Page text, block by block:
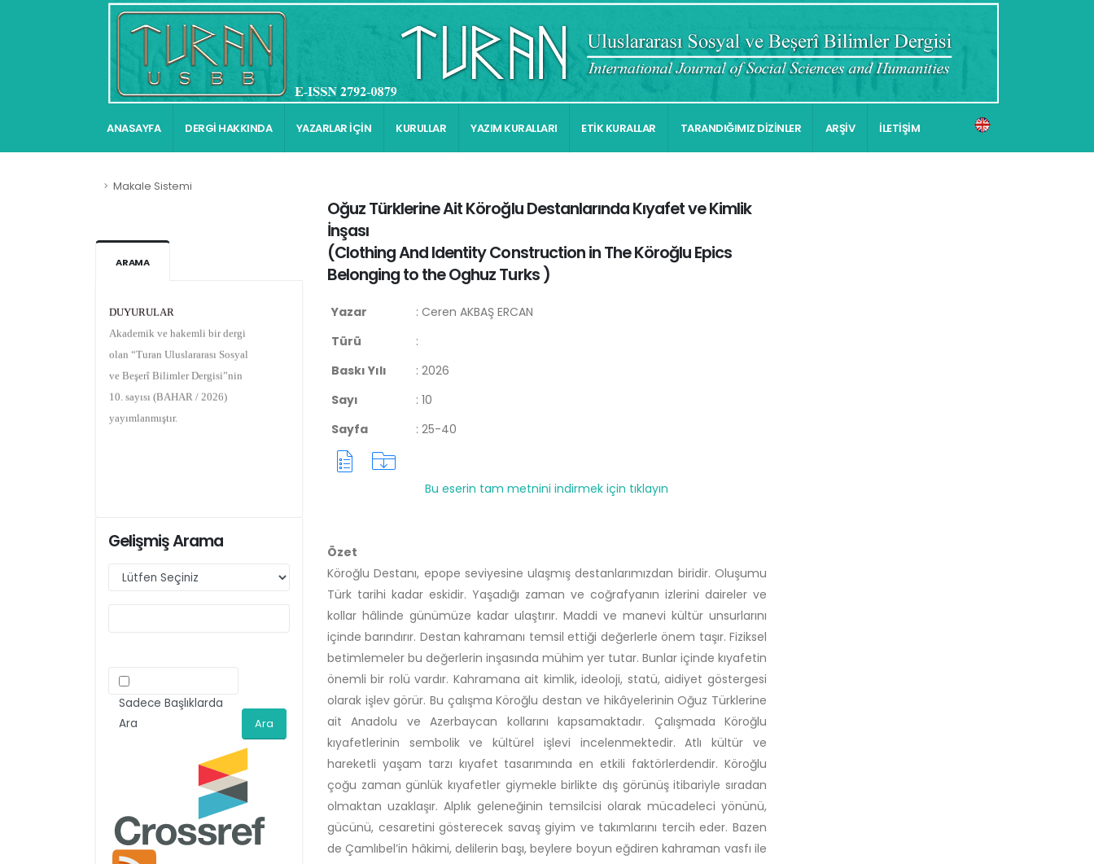
ANASAYFA DERGİ HAKKINDA YAZARLAR İÇİN KURULLAR YAZIM KURALLARI ETİK KURALLAR TARANDIĞIMIZ DİZİNLER ARŞİV İLETİŞİM
Makale Sistemi
ARAMA
Akademik ve hakemli bir dergi
olan “Turan Uluslararası Sosyal
ve Beşerî Bilimler Dergisi”nin
10. sayısı (BAHAR / 2026)
yayımlanmıştır.
Gelişmiş Arama
Sadece Başlıklarda
Ara
Oğuz Türklerine Ait Köroğlu Destanlarında Kıyafet ve Kimlik
İnşası
(Clothing And Identity Construction in The Köroğlu Epics
Belonging to the Oghuz Turks)
Yazar : Ceren AKBAŞ ERCAN
Türü
:
Baskı Yılı
: 2026
Sayı
: 10
Sayfa
: 25-40
Bu eserin tam metnini indirmek için tıklayın
Özet
Köroğlu Destanı, epope seviyesine ulaşmış destanlarımızdan biridir. Oluşumu
Türk tarihi kadar eskidir. Yaşadığı zaman ve coğrafyanın izlerini daireler ve
kollar hâlinde günümüze kadar ulaştırır. Maddi ve manevi kültür unsurlarını
içinde barındırır. Destan kahramanı temsil ettiği değerlerle önem taşır. Fiziksel
betimlemeler bu değerlerin inşasında mühim yer tutar. Bunlar içinde kıyafetin
önemli bir rolü vardır. Kahramana ait kimlik, ideoloji, statü, aidiyet göstergesi
olarak işlev görür. Bu çalışma Köroğlu destan ve hikâyelerinin Oğuz Türklerine
ait Anadolu ve Azerbaycan kollarını kapsamaktadır. Çalışmada Köroğlu
kıyafetlerinin sembolik ve kültürel işlevi incelenmektedir. Atlı kültür ve
hareketli yaşam tarzı kıyafet tasarımında en etkili faktörlerdendir. Köroğlu
çoğu zaman günlük kıyafetler giymekle birlikte dış görünüş itibariyle sıradan
olmaktan uzaklaşır. Alplık geleneğinin temsilcisi olarak mücadeleci yönünü,
gücünü, cesaretini gösterecek savaş giyim ve takımlarını tercih eder. Bazen
de Çamlıbel’in hâkimi, delilerin başı, beylere boyun eğdiren kahraman vasfı ile